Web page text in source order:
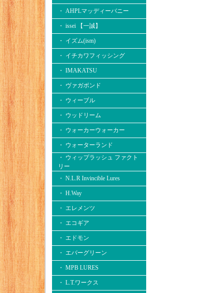
・ AHPLマッディーバニー
・ issei 【一誠】
・ イズム(ism)
・ イチカワフィッシング
・ IMAKATSU
・ ヴァガボンド
・ ウィーブル
・ ウッドリーム
・ ウォーカーウォーカー
・ ウォーターランド
・ ウィップラッシュ ファクト
リー
・ N.L.R Invincible Lures
・ H.Way
・ エレメンツ
・ エコギア
・ エドモン
・ エバーグリーン
・ MPB LURES
・ L.T.ワークス